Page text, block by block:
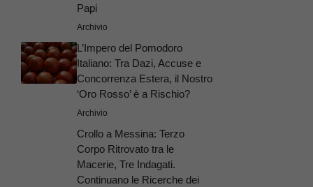
Papi
Archivio
L’Impero del Pomodoro
Italiano: Tra Dazi, Accuse e
Concorrenza Estera, il Nostro
‘Oro Rosso’ è a Rischio?
Archivio
Crollo a Messina: Terzo
Corpo Ritrovato tra le
Macerie, Tre Indagati.
Continuano le Ricerche dei